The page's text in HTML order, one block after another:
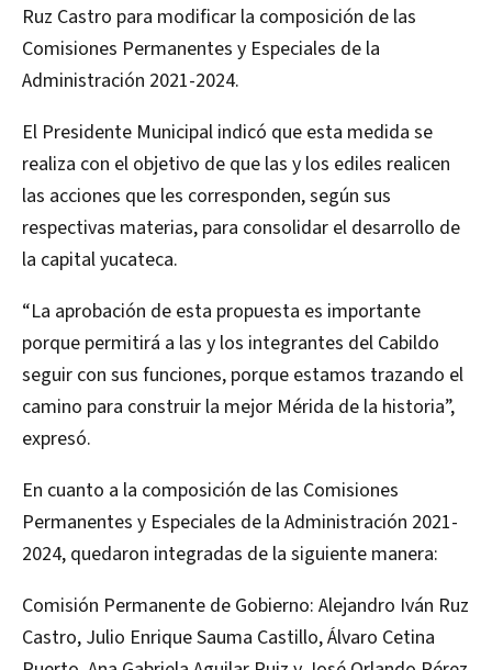
Ruz Castro para modificar la composición de las
Comisiones Permanentes y Especiales de la
Administración 2021-2024.
El Presidente Municipal indicó que esta medida se
realiza con el objetivo de que las y los ediles realicen
las acciones que les corresponden, según sus
respectivas materias, para consolidar el desarrollo de
la capital yucateca.
“La aprobación de esta propuesta es importante
porque permitirá a las y los integrantes del Cabildo
seguir con sus funciones, porque estamos trazando el
camino para construir la mejor Mérida de la historia”,
expresó.
En cuanto a la composición de las Comisiones
Permanentes y Especiales de la Administración 2021-
2024, quedaron integradas de la siguiente manera:
Comisión Permanente de Gobierno: Alejandro Iván Ruz
Castro, Julio Enrique Sauma Castillo, Álvaro Cetina